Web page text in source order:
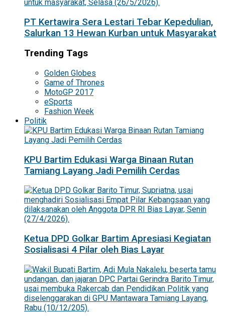
PT Kertawira Sera Lestari Tebar Kepedulian,
Salurkan 13 Hewan Kurban untuk Masyarakat
Trending Tags
Golden Globes
Game of Thrones
MotoGP 2017
eSports
Fashion Week
Politik
KPU Bartim Edukasi Warga Binaan Rutan
Tamiang Layang Jadi Pemilih Cerdas
Ketua DPD Golkar Bartim Apresiasi Kegiatan
Sosialisasi 4 Pilar oleh Bias Layar